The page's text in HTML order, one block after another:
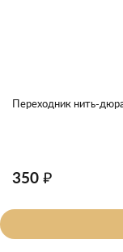
Переходник нить-
350 ₽